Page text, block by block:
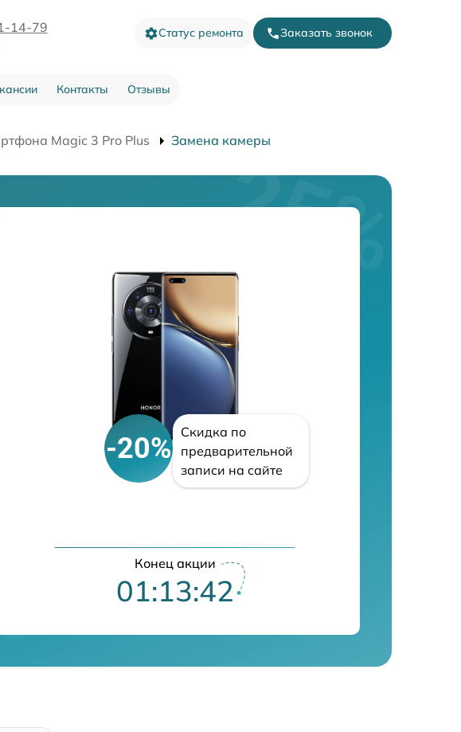
14-79 Статус ремонта Заказать звонок
Контакты Отзывы
Magic 3 Pro Plus Замена камеры
-20%
Скидка по
предварительной
записи на сайте
Конец акции
01:13:41